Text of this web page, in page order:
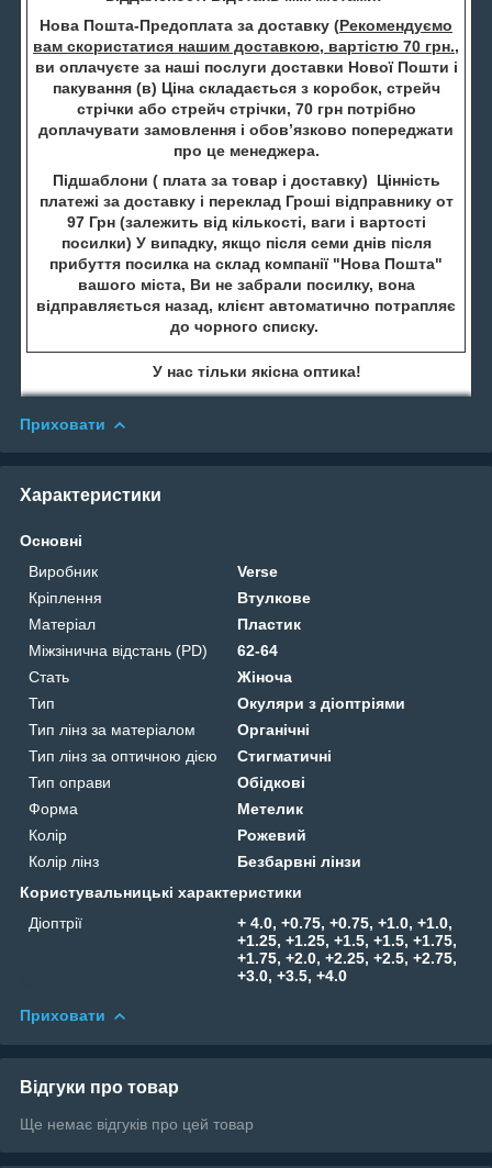
Нова Пошта-Предоплата за доставку (Рекомендуємо
вам скористатися нашим доставкою, вартістю 70 грн.,
ви оплачуєте за наші послуги доставки Нової Пошти і
пакування (в) Ціна складається з коробок, стрейч
стрічки або стрейч стрічки, 70 грн потрібно
доплачувати замовлення і обов’язково попереджати
про це менеджера.
Підшаблони ( плата за товар і доставку) Цінність
платежі за доставку і переклад Гроші відправнику от
97 Грн (залежить від кількості, ваги і вартості
посилки) У випадку, якщо після семи днів після
прибуття посилка на склад компанії "Нова Пошта"
вашого міста, Ви не забрали посилку, вона
відправляється назад, клієнт автоматично потрапляє
до чорного списку.
У нас тільки якісна оптика!
Приховати
Характеристики
Основні
Виробник
Verse
Кріплення
Втулкове
Матеріал
Пластик
Міжзінична відстань (PD)
62-64
Стать
Жіноча
Тип
Окуляри з діоптріями
Тип лінз за матеріалом
Органічні
Тип лінз за оптичною дією
Стигматичні
Тип оправи
Обідкові
Форма
Метелик
Колір
Рожевий
Колір лінз
Безбарвні лінзи
Користувальницькі характеристики
Діоптрії
+ 4.0, +0.75, +0.75, +1.0, +1.0,
+1.25, +1.25, +1.5, +1.5, +1.75,
+1.75, +2.0, +2.25, +2.5, +2.75,
+3.0, +3.5, +4.0
Приховати
Відгуки про товар
Ще немає відгуків про цей товар